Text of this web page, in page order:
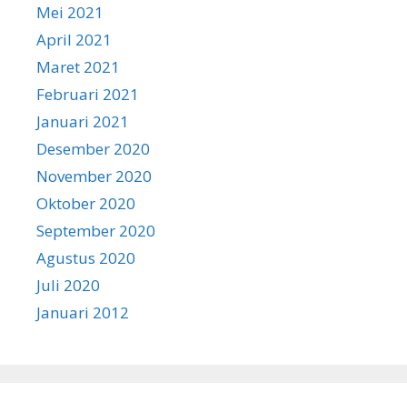
Mei 2021
April 2021
Maret 2021
Februari 2021
Januari 2021
Desember 2020
November 2020
Oktober 2020
September 2020
Agustus 2020
Juli 2020
Januari 2012